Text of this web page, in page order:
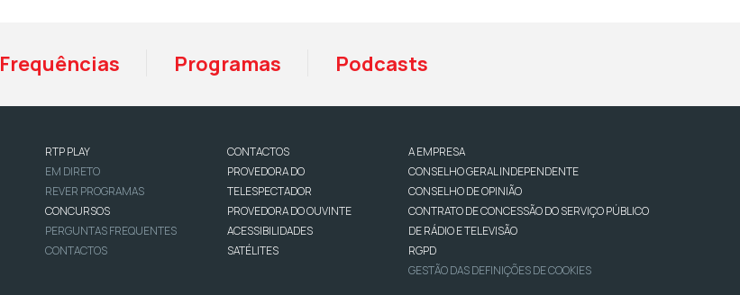
Frequências Programas Podcasts
RTP PLAY
EM DIRETO
REVER PROGRAMAS
CONCURSOS
PERGUNTAS FREQUENTES
CONTACTOS
CONTACTOS
PROVEDORA DO
TELESPECTADOR
PROVEDORA DO OUVINTE
ACESSIBILIDADES
SATÉLITES
A EMPRESA
CONSELHO GERAL INDEPENDENTE
CONSELHO DE OPINIÃO
CONTRATO DE CONCESSÃO DO SERVIÇO PÚBLICO
DE RÁDIO E TELEVISÃO
RGPD
GESTÃO DAS DEFINIÇÕES DE COOKIES